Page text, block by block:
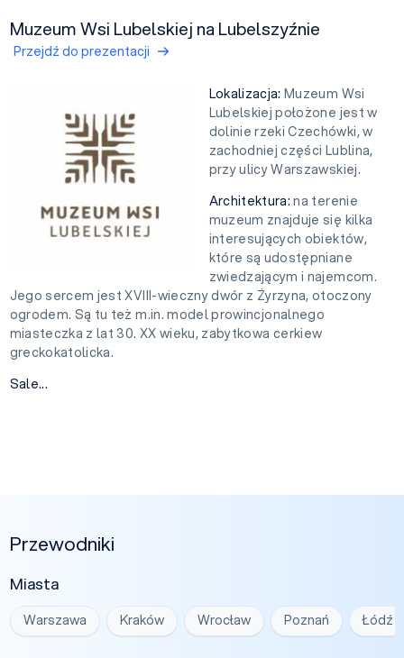
Muzeum Wsi Lubelskiej na Lubelszyźnie
Przejdź do prezentacji
Lokalizacja: Muzeum Wsi
Lubelskiej położone jest w
dolinie rzeki Czechówki, w
zachodniej części Lublina,
przy ulicy Warszawskiej.
Architektura: na terenie
muzeum znajduje się kilka
interesujących obiektów,
które są udostępniane
zwiedzającym i najemcom.
Jego sercem jest XVIII-wieczny dwór z Żyrzyna, otoczony
ogrodem. Są tu też m.in. model prowincjonalnego
miasteczka z lat 30. XX wieku, zabytkowa cerkiew
greckokatolicka.
Sale...
Przewodniki
Miasta
Warszawa Kraków Wrocław Poznań Łódź